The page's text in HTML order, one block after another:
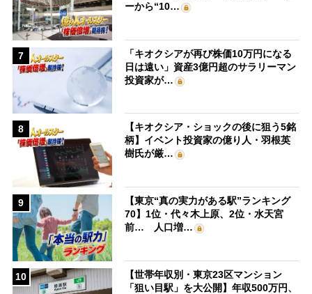
ーから“10…
7
「キオクシアが再び株価10万円になる
日は遠い」資産3億円超のサラリーマン
投資家が…
8
【キオクシア・ショックの後に狙う5銘
柄】イベント投資家の億り人・羽根英
樹氏が厳…
9
【東京“真の実力がある駅”ランキング
70】1位・代々木上原、2位・水天宮
前… 人口増…
10
【世帯年収別・東京23区マンション
「狙い目駅」を大公開】年収500万円、